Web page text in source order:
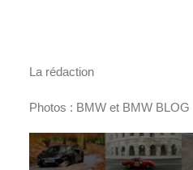
La rédaction
Photos : BMW et BMW BLOG